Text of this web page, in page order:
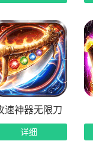
速神器无限刀
详细